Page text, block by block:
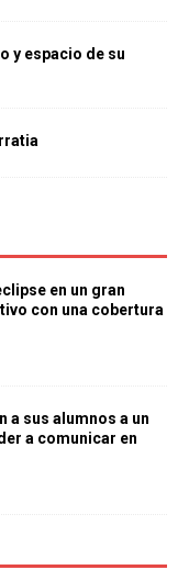
y espacio de su
en un gran
con una cobertura
a sus alumnos a un
a comunicar en